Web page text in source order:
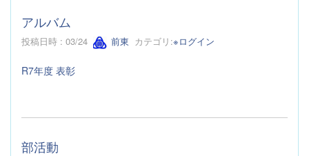
アルバム
投稿日時 : 03/24 前東 カテゴリ:※ログイン
R7年度 表彰
部活動